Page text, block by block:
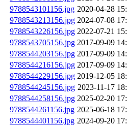
9788543101156.jpg 2020-04-28
9788543213156.jpg 2024-07-08
9788543226156.jpg 2022-07-21
9788543705156.jpg 2017-09-09
9788544203156.jpg 2017-09-09
9788544216156.jpg 2017-09-09
9788544229156.jpg 2019-12-05
9788544245156.jpg 2023-11-17
9788544258156.jpg 2025-02-20
9788544261156.jpg 2025-06-18
9788544401156.jpg 2024-09-20